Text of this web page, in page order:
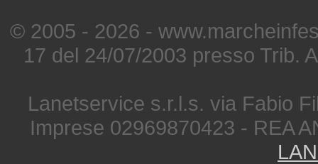
© 2005 - 2026 -
17 del 24/07/2003 presso Trib.
Lanetservice s.r.l.s. via Fabio
Imprese 02969870423 - REA